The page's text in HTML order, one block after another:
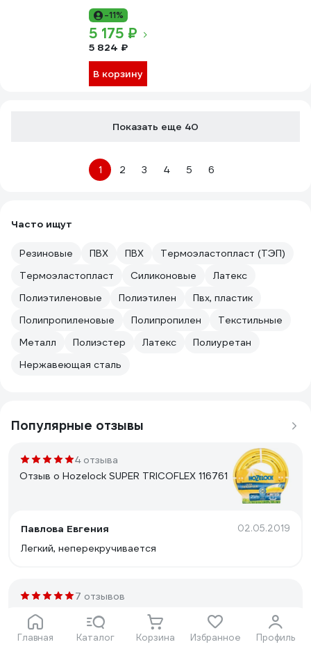
Главная Каталог Корзина Избранное Профиль
-11%
5 175 ₽
5 824 ₽
В корзину
Показать еще 40
1 2 3 4 5 6
Часто ищут
Резиновые ПВХ ПВХ
Термоэластопласт (ТЭП)
Термоэластопласт
Силиконовые
Латекс
Полиэтиленовые
Полиэтилен
Пвх, пластик
Полипропиленовые
Полипропилен
Текстильные
Металл
Полиэстер Латекс
Полиуретан
Нержавеющая сталь
Популярные отзывы
4 отзыва
Отзыв о Hozelock SUPER TRICOFLEX 116761
Павлова Евгения 02.05.2019
Легкий, неперекручивается
7 отзывов
Отзыв о QUATTRO ELEMENTI 241-215